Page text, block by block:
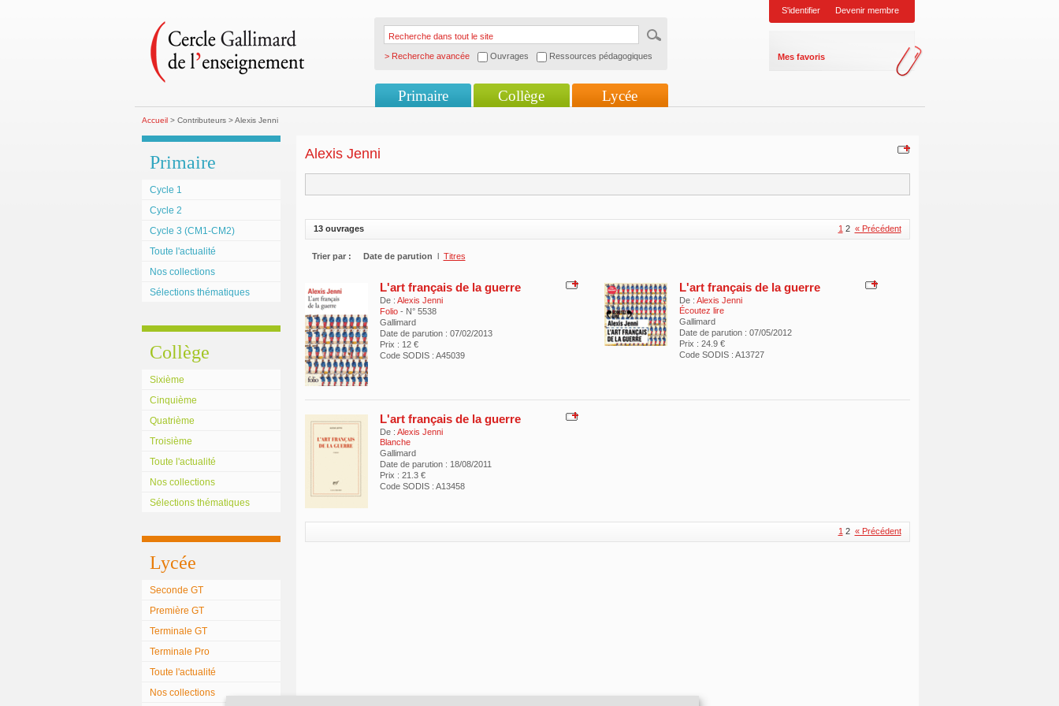
> Recherche avancée Ouvrages Ressources pédagogiques
S'identifier Devenir membre
Mes favoris
Primaire Collège Lycée
Accueil> Contributeurs > Alexis Jenni
Primaire
Cycle 1
Cycle 2
Cycle 3 (CM1-CM2)
Toute l'actualité
Nos collections
Sélections thématiques
Collège
Sixième
Cinquième
Quatrième
Troisième
Toute l'actualité
Nos collections
Sélections thématiques
Lycée
Seconde GT
Première GT
Terminale GT
Terminale Pro
Toute l'actualité
Nos collections
Alexis Jenni
1 2 « Précédent
13 ouvrages
Trier par : Date de parution l Titres
L'art français de la guerre
De : Alexis Jenni
Folio - N° 5538
Gallimard
Date de parution : 07/02/2013
Prix : 12 €
Code SODIS : A45039
L'art français de la guerre
De : Alexis Jenni
Écoutez lire
Gallimard
Date de parution : 07/05/2012
Prix : 24.9 €
Code SODIS : A13727
L'art français de la guerre
De : Alexis Jenni
Blanche
Gallimard
Date de parution : 18/08/2011
Prix : 21.3 €
Code SODIS : A13458
1 2 « Précédent